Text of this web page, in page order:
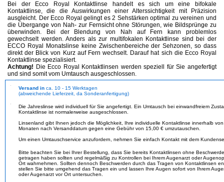
Bei der Ecco Royal Kontaktlinse handelt es sich um eine bifokale
Kontaktlinse, die die Auswirkungen einer Alterssichtigkeit mit Präzision
ausgleicht. Der Ecco Royal gelingt es 2 Sehstärken optimal zu vereinen und
die Übergange von Nah- zur Fernsicht ohne Störungen, wie Bildsprünge zu
überwinden. Bei der Blendung von Nah auf Fern kann problemlos
gewechselt werden. Anders als zur multifokalen Kontaktlinse sind bei der
ECCO Royal Monatslinse keine Zwischenbereiche der Sehzonen, so dass
direkt der Blick von Kurz auf Fern wechselt. Darauf hat sich die Ecco Royal
Kontaktlinse spezialisiert.
Achtung! Die Ecco Royal Kontaktlinsen werden speziell für Sie angefertigt
und sind somit vom Umtausch ausgeschlossen.
Versand in ca. 10 - 15 Werktagen
(abweichende Lieferzeit, da Sonderanfertigung)
Die Jahreslinse wird individuell für Sie angefertigt. Ein Umtausch bei einwandfreiem
Kontaktlinse ist normalerweise ausgeschlossen.
Linsenland gibt Ihnen jedoch die Möglichkeit, Ihre individuelle Kontaktlinse innerhalb
Monaten nach Versanddatum gegen eine Gebühr von 15,00 € umzutauschen.
Um einen Umtauschservice anzufordern, nehmen Sie einfach Kontakt mit dem
Bitte beachten Sie bei Ihrer Bestellung, dass Sie bereits Kontaktlinsen ohne
getragen haben sollten und regelmäßig zu Kontrollen bei Ihrem Augenarzt oder
Ort wahrnehmen. Sollten dennoch Beschwerden durch das Tragen von Kontaktlinsen
stellen Sie bitte umgehend das Tragen ein und lassen Ihre Augen sofort von Ihrem
oder Augenarzt vor Ort untersuchen.